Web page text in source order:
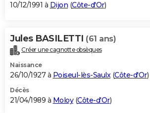
10/12/1991 à Dijon (Côte-d'Or)
Jules BASILETTI (61 ans)
Créer une cagnotte obsèques
Naissance
26/10/1927 à Poiseul-lès-Saulx(Côte-d'Or)
Décès
21/04/1989 à Moloy(Côte-d'Or)